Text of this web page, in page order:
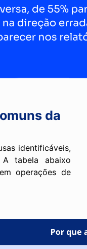
da
identificáveis,
A tabela abaixo
operações de